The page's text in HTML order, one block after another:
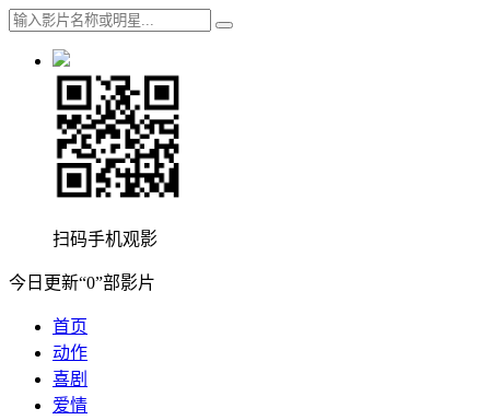
扫码手机观影
今日更新“0”部影片
首页
动作
喜剧
爱情